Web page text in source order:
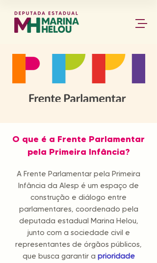
O que é a Frente Parlamentar
pela Primeira Infância?
A Frente Parlamentar pela Primeira
Infância da Alesp é um espaço de
construção e diálogo entre
parlamentares, coordenado pela
deputada estadual Marina Helou,
junto com a sociedade civil e
representantes de órgãos públicos,
que busca garantir a prioridade